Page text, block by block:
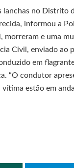
lanchas no Distrito
informou a
e uma
Civil, enviado ao
em
“O condutor
vítima estão em